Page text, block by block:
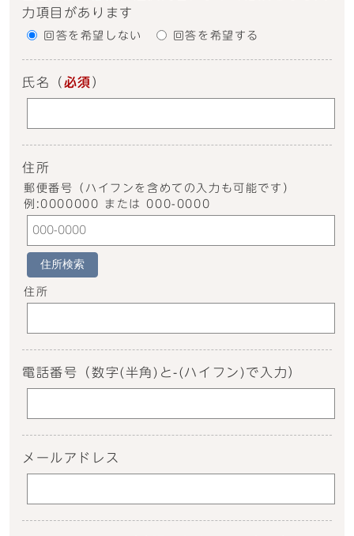
力項目があります
回答を希望しない 回答を希望する
氏名 （ 必須 ）
住所
郵便番号（ハイフンを含めての入力も可能です）
例:0000000 または 000-0000
住所検索
住所
電話番号 （数字(半角)と-(ハイフン)で入力）
メールアドレス